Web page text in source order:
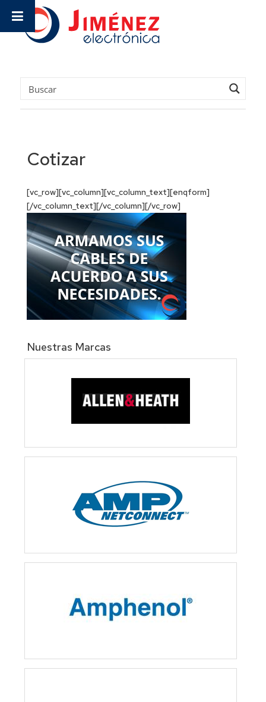
Cotizar
[vc_row][vc_column][vc_column_text][enqform]
[/vc_column_text][/vc_column][/vc_row]
Nuestras Marcas